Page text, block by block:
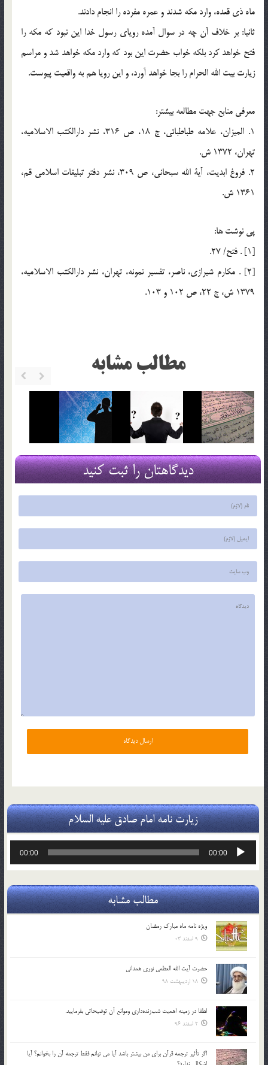
ماه ذي قعده، وارد مكه شدند و عمره مفرده را انجام دادند.
ثانيا: بر خلاف آن چه در سوال آمده رویای رسول خدا این نبود که مکه را
فتح خواهد کرد بلکه خواب حضرت این بود که وارد مکه خواهد شد و مراسم
زیارت بیت الله الحرام را بجا خواهد آورد، و این رویا هم به واقعیت پیوست.
معرفي منابع جهت مطالعه بيشتر:
1. الميزان، علامه طباطبائي، ج 18، ص 316، نشر دارالكتب الاسلاميه،
تهران، 1372 ش.
2. فروغ ابديت، آية الله سبحاني، ص 309، نشر دفتر تبليغات اسلامي قم،
1361 ش.
پي نوشت ها:
[1] . فتح/ 27.
[2] . مكارم شيرازي، ناصر، تفسير نمونه، تهران، نشر دارالكتب الاسلاميه،
1379 ش، ج 22، ص 102 و 103.
مطالب مشابه
دیدگاهتان را ثبت کنید
زیارت نامه امام صادق علیه السلام
پخش‌کننده
00:00
00:00
مطالب مشابه
ویژه نامه ماه مبارک رمضان
9 اسفند 03
حضرت آیت الله العظمی نوری همدانی
18 اردیبهشت 98
لطفا در زمينه اهميت شب‌زنده‌داري وموانع آن توضيحاتي بفرماييد.
2 اسفند 96
اگر تأثير ترجمه قرآن براي من بيشتر باشد آيا مي توانم فقط ترجمه آن را بخوانم؟ آيا